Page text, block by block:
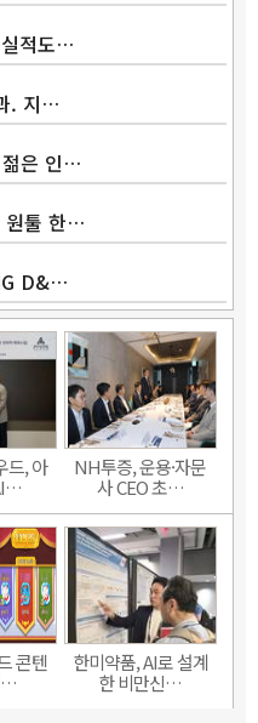
적도…
. 지…
젊은 인…
원툴 한…
D&…
드, 아
NH투증, 운용·자문
사 CEO 초…
콘텐
…
한미약품, AI로 설계
한 비만신…